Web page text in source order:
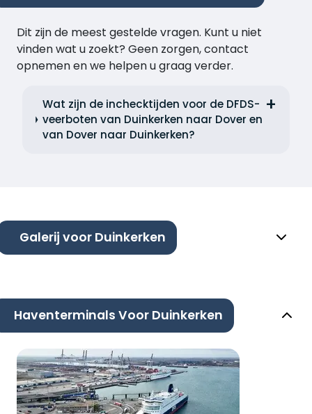
Dit zijn de meest gestelde vragen. Kunt u niet
vinden wat u zoekt? Geen zorgen, contact
opnemen en we helpen u graag verder.
Wat zijn de inchecktijden voor de DFDS-
veerboten van Duinkerken naar Dover en
van Dover naar Duinkerken?
Galerij voor Duinkerken
Haventerminals Voor Duinkerken